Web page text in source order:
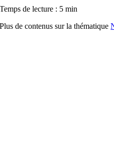
Temps de lecture : 5 min
Plus de contenus sur la thématique